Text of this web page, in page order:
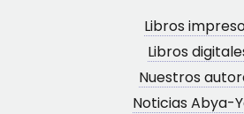
Libros
Libros
Nuestros
Noticias Abya-